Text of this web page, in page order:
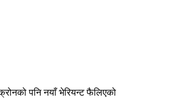
पनि नयाँ भेरियन्ट फैलिएको